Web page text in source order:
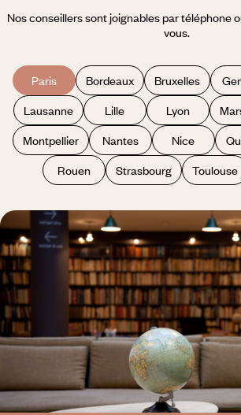
Nos conseillers sont joignables par téléphone
vous.
Paris Bordeaux Bruxelles
Lausanne
Lille Lyon
Montpellier
Nantes Nice
Rouen
Strasbourg Toulouse